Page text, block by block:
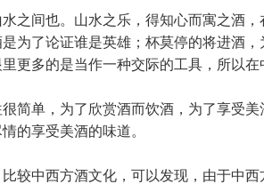
之间也。山水之乐，得知心而寓之酒
为了论证谁是英雄；杯莫停的将进酒
更多的是当作一种交际的工具，所以
简单，为了欣赏酒而饮酒，为了享受
的享受美酒的味道。
较中西方酒文化，可以发现，由于中